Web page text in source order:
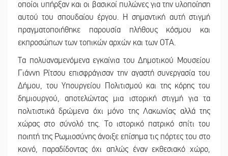
οποίοι υπήρξαν και οι βασικοί πυλώνες για την υλοποίηση
αυτού του σπουδαίου έργου. Η σημαντική αυτή στιγμή
πραγματοποιήθηκε παρουσία πλήθους κόσμου και
εκπροσώπων των τοπικών αρχών και των ΟΤΑ.
Τα πολυαναμενόμενα εγκαίνια του Δημοτικού Μουσείου
Γιάννη Ρίτσου επισφράγισαν την αγαστή συνεργασία του
Δήμου, του Υπουργείου Πολιτισμού και της κόρης του
δημιουργού, αποτελώντας μια ιστορική στιγμή για τα
πολιτιστικά δρώμενα όχι μόνο της Λακωνίας αλλά της
χώρας στο σύνολό της. Το ιστορικό πατρικό σπίτι του
ποιητή της Ρωμιοσύνης άνοιξε επίσημα τις πόρτες του στο
κοινό, παραδίδοντας όχι απλώς έναν εκθεσιακό χώρο,